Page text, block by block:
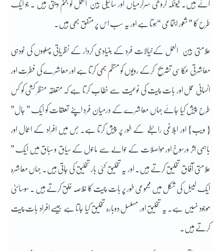
آتے ہیں۔ کیونکہ گروھی سرگرمیاں اور سائیکی بین العمل کو جنم دیتی ہیں ۔ جو ایک
طرح کا ” شعور اجتماعی “ہوتا ہے اور یہ سب اس پر متفق بھی ہیں.
علامتی بین العمل کےخیالات فرد کے بنیادی کردار کے نظریاتی پہلووں کی خودہی
معاشرتی عکاسی تشریح کرکے رویوں کو منظم بھی کرتا ہے اور معاشرے کی فطرت اور
انسانی عمل اور بات چیت کی نوعیت سے خطاب کرتا ہے کہ متعلقہ منظر کشی کو کس
طرح پیش کیا جائے جہاں معاشرے کے درمیان فرد اپنے تعلقات کو ایک ” جال”
{ ویب} اور ابلاغی رابطے کے طور پر پیش کرتا ہے۔ جس میں افراد کے اعمال اور
باہمی اثر ورسوخ اور مواصلات کے حوالے سے ماحول کے سیاق و سباق میں ایک ”
علامتی آفاق تخلیق کرتے ہیں۔ اور یہ تخلیق کئی بار تخلیق کی جاتی ہیں۔ جہاں معاشرہ
ایک لیبل کی شکل میں مجموعی طور پر بات چیت کا خلاصہ خلق کرتے ہیں . سوسائٹی
موجود نہیں ہے۔ یہ تخلیق اور مسلسل دوبارہ تخلیق کیا جاتا ہے جیسے افراد بات چیت
کرتے ہیں.